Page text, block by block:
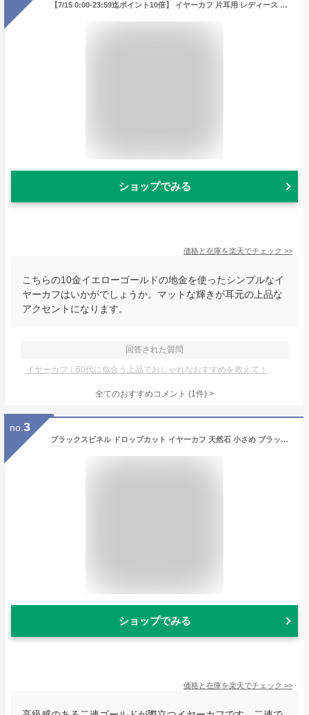
【7/15 0:00-23:59迄ポイント10倍】 イヤーカフ 片耳用 レディース K10 イエローゴールド 10k 10金 【 ESTELLE エステール 】 プレゼント 贈り物 ギフト 20代 30代 40代 50代 60代 ジュエリー
ショップでみる
価格と在庫を楽天でチェック >>
こちらの10金イエローゴールドの地金を使ったシンプルなイ
ヤーカフはいかがでしょうか。マットな輝きが耳元の上品な
アクセントになります。
回答された質問
イヤーカフ｜60代に似合う上品でおしゃれなおすすめを教えて！
全てのおすすめコメント (1件) >
no. 3
ブラックスピネル ドロップカット イヤーカフ 天然石 小さめ ブラック 黒 ゴールド 真鍮 シンプル 大人可愛い 8月誕生石 カジュアル 一粒 お守り 御守
ショップでみる
価格と在庫を楽天でチェック >>